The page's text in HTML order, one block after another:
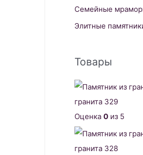
Семейные
Элитные
Товары
гранита 329
Оценка 0 из 5
гранита 328